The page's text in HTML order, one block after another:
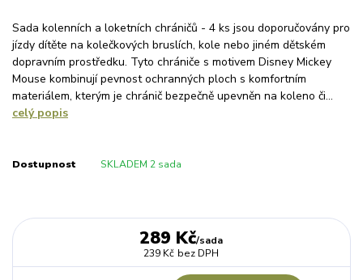
Sada kolenních a loketních chráničů - 4 ks jsou doporučovány pro
jízdy dítěte na kolečkových bruslích, kole nebo jiném dětském
dopravním prostředku. Tyto chrániče s motivem Disney Mickey
Mouse kombinují pevnost ochranných ploch s komfortním
materiálem, kterým je chránič bezpečně upevněn na koleno či...
celý popis
Dostupnost SKLADEM 2 sada
289 Kč/sada
239 Kč bez DPH